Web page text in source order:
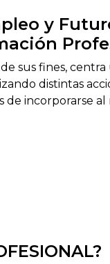
y
sus fines,
distintas
de incorporarse